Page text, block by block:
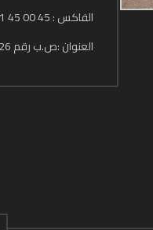
الفاكس : 45 00 45 031
العنوان :ص.ب رقم 26 .RP ميلة 43000 الجزائر